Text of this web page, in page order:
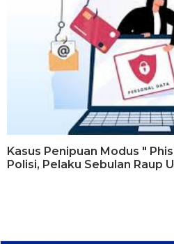
Kasus Penipuan Modus "
Polisi, Pelaku Sebulan Raup